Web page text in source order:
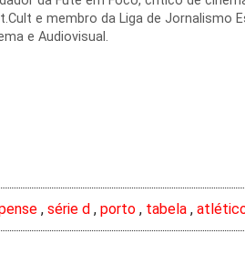
e membro da Liga de Jornalismo
e Audiovisual.
, série d , porto , tabela ,